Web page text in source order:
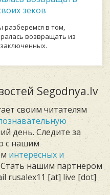
зеков
разберемся в том,
возвращать из
Segodnya.lv
своим читателям
день. Следите за
с нашим
интересных и
Стать нашим партнёром
rusalex11 [at] live [dot]